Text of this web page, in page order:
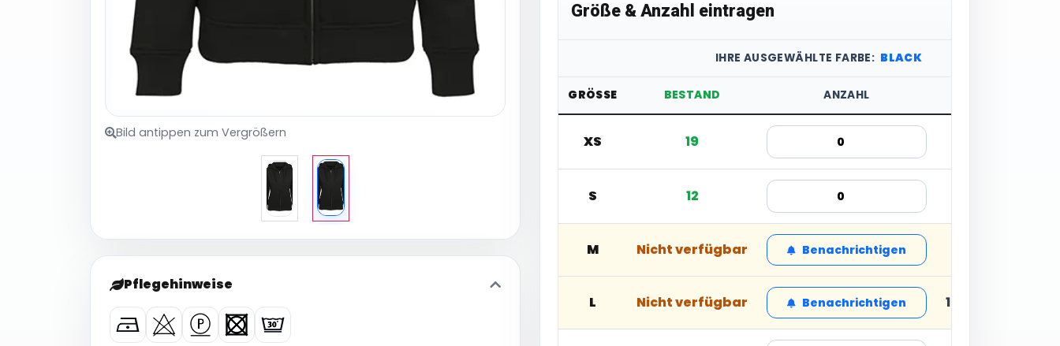
Bild antippen zum Vergrößern
Pflegehinweise
Größe & Anzahl eintragen
IHRE AUSGEWÄHLTE FARBE: BLACK
GRÖSSE BESTAND ANZAHL
XS 19
S 12
M Nicht verfügbar Benachrichtigen
L Nicht verfügbar Benachrichtigen 16,44 € inkl.